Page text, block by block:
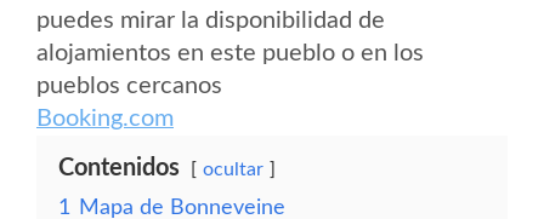
puedes mirar la disponibilidad de
alojamientos en este pueblo o en los
pueblos cercanos
Booking.com
Contenidos ocultar
1
Mapa de Bonneveine